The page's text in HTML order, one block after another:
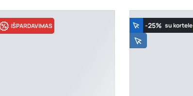
IŠPARDAVIMAS -25% su kortele